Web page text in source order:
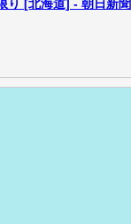
り [北海道] - 朝日新聞